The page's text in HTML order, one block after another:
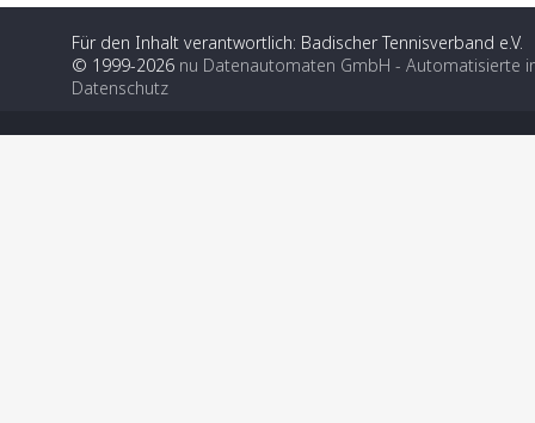
Für den Inhalt verantwortlich: Badischer Tennisverband e.V.
© 1999-2026 nu Datenautomaten GmbH - Automatisierte
Datenschutz